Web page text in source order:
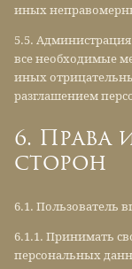
иных
5.5.
все необходимые
иных
разглашением
6. Права
сторон
6.1. Пользователь
6.1.1. Принимать
персональных